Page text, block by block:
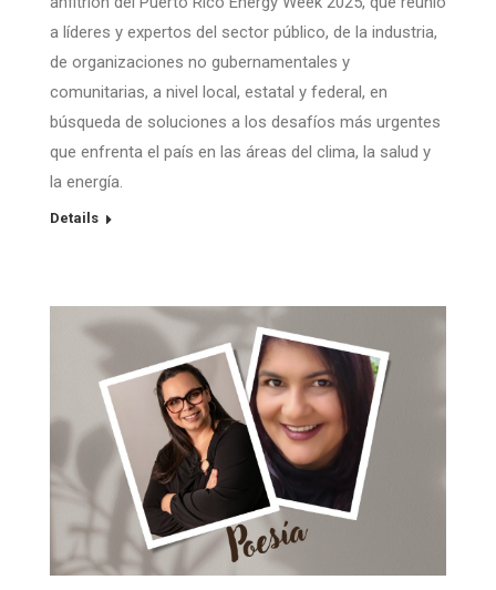
a líderes y expertos del sector público, de la industria,
de organizaciones no gubernamentales y
comunitarias, a nivel local, estatal y federal, en
búsqueda de soluciones a los desafíos más urgentes
que enfrenta el país en las áreas del clima, la salud y
la energía.
Details